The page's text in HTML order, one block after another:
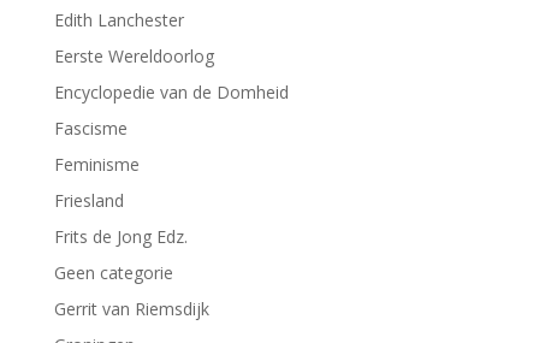
Edith Lanchester
Eerste Wereldoorlog
Encyclopedie van de Domheid
Fascisme
Feminisme
Friesland
Frits de Jong Edz.
Geen categorie
Gerrit van Riemsdijk